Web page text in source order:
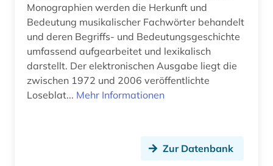
orchestermusik (1)
ordnung (1)
osteuropa (2)
ostmitteleuropa (1)
Monographien werden die Herkunft und
Bedeutung musikalischer Fachwörter behandelt
und deren Begriffs- und Bedeutungsgeschichte
umfassend aufgearbeitet und lexikalisch
darstellt. Der elektronischen Ausgabe liegt die
zwischen 1972 und 2006 veröffentlichte
Loseblat... Mehr Informationen
Zur Datenbank